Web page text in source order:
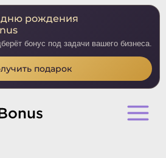
дню рождения
бонус под задачи вашего бизнеса.
подарок